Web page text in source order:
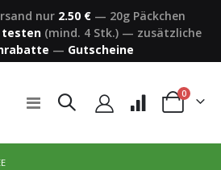
nur 2.50 € — 20g Päckchen
testen(mind. 4 Stk.)— zusätzliche
— Gutscheine
Navigation
umschalten
Warenkorb
0Artikel